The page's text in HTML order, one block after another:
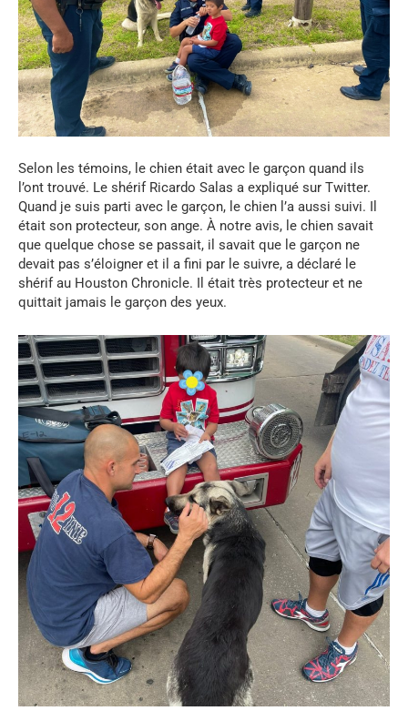
Selon les témoins, le chien était avec le garçon quand ils
l’ont trouvé. Le shérif Ricardo Salas a expliqué sur Twitter.
Quand je suis parti avec le garçon, le chien l’a aussi suivi. Il
était son protecteur, son ange. À notre avis, le chien savait
que quelque chose se passait, il savait que le garçon ne
devait pas s’éloigner et il a fini par le suivre, a déclaré le
shérif au Houston Chronicle. Il était très protecteur et ne
quittait jamais le garçon des yeux.